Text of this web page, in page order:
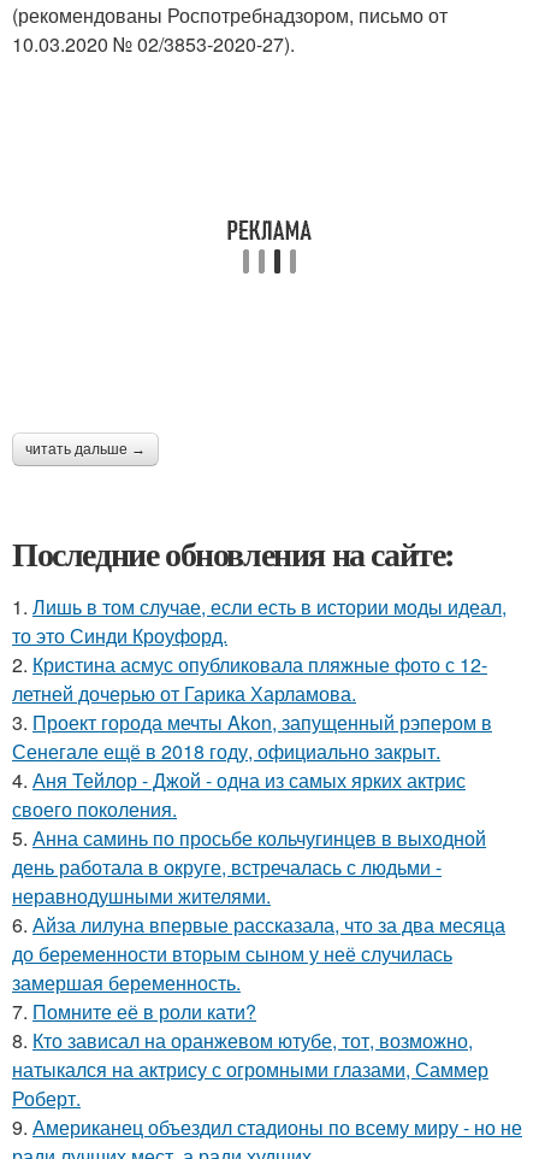
(рекомендованы Роспотребнадзором, письмо от
10.03.2020 № 02/3853-2020-27).
читать дальше →
Последние обновления на сайте:
1. Лишь в том случае, если есть в истории моды идеал,
то это Синди Кроуфорд.
2. Кристина асмус опубликовала пляжные фото с 12-
летней дочерью от Гарика Харламова.
3. Проект города мечты Akon, запущенный рэпером в
Сенегале ещё в 2018 году, официально закрыт.
4. Аня Тейлор - Джой - одна из самых ярких актрис
своего поколения.
5. Анна саминь по просьбе кольчугинцев в выходной
день работала в округе, встречалась с людьми -
неравнодушными жителями.
6. Айза лилуна впервые рассказала, что за два месяца
до беременности вторым сыном у неё случилась
замершая беременность.
7. Помните её в роли кати?
8. Кто зависал на оранжевом ютубе, тот, возможно,
натыкался на актрису с огромными глазами, Саммер
Роберт.
9. Американец объездил стадионы по всему миру - но не